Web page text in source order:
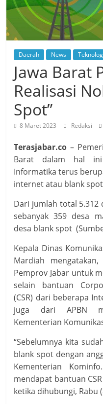
Daerah News
Jawa Barat
Realisasi
Spot”
8 Maret 2023 Redaksi
Terasjabar.co –
Barat dalam hal
Informatika terus
internet atau blank
Dari jumlah total 5.312
sebanyak 359 desa
desa blank spot
Kepala Dinas
Mardiah
Pemprov Jabar untuk
selain bantuan
(CSR) dari beberapa
juga dari APBN
Kementerian
“Sebelumnya kita
blank spot dengan
Kementerian
mendapat bantuan
ketika dihubungi, Rabu